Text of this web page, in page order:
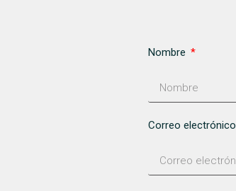
Nombre
Correo electrónico